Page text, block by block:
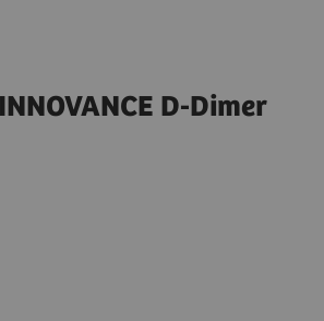
D-Dimer